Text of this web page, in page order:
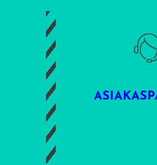
s
t
a
a
k
o
p
ö
r